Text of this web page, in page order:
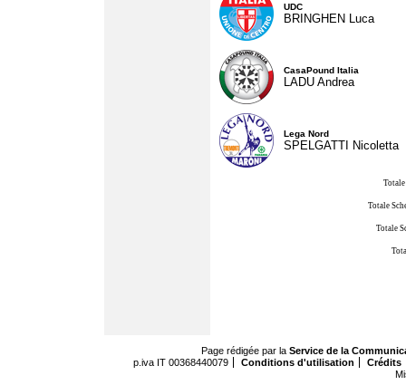
UDC
BRINGHEN Luca
CasaPound Italia
LADU Andrea
Lega Nord
SPELGATTI Nicoletta
Totale
Totale
Page rédigée par la Service de la
p.iva IT 00368440079
Conditions d'utilisation
Crédits